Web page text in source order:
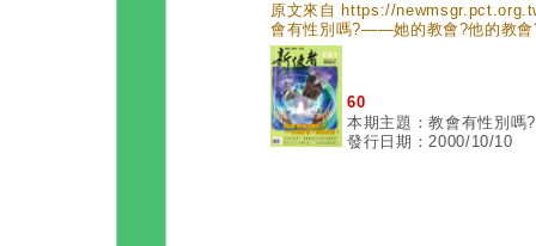
原文來自 https://
會有性別嗎?——她的教會?他的教會
60
本期主題：教會有性別
發行日期：2000/10/10